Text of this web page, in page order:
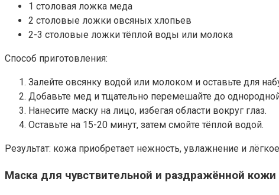
1 столовая ложка меда
2 столовые ложки овсяных хлопьев
2-3 столовые ложки тёплой воды или молока
Способ приготовления:
Залейте овсянку водой или молоком и оставьте для
Добавьте мед и тщательно перемешайте до
Нанесите маску на лицо, избегая области вокруг глаз.
Оставьте на 15-20 минут, затем смойте тёплой водой.
Результат: кожа приобретает нежность, увлажнение и
Маска для чувствительной и раздражённой кожи